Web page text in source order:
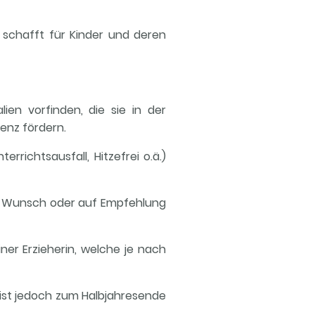
schafft für Kinder und deren
vorfinden, die sie in der
fördern.
Hitzefrei o.ä.)
oder auf Empfehlung
Erzieherin, welche je nach
jedoch zum Halbjahresende